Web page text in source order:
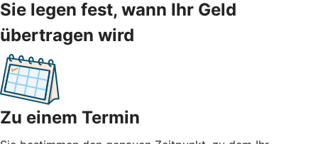
Sie legen fest, wann Ihr Geld
übertragen wird
Zu einem Termin